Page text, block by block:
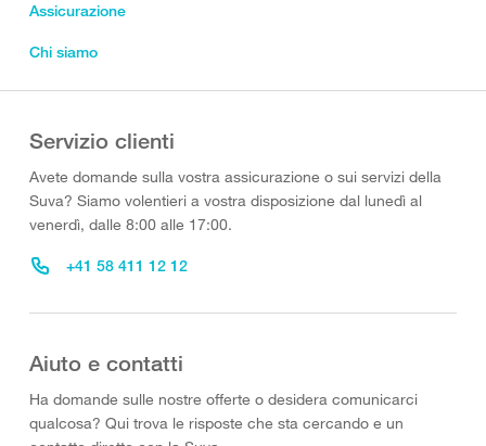
Assicurazione
Chi siamo
Servizio clienti
Avete domande sulla vostra assicurazione o sui servizi della
Suva? Siamo volentieri a vostra disposizione dal lunedì al
venerdì, dalle 8:00 alle 17:00.
+41 58 411 12 12
Aiuto e contatti
Ha domande sulle nostre offerte o desidera comunicarci
qualcosa? Qui trova le risposte che sta cercando e un